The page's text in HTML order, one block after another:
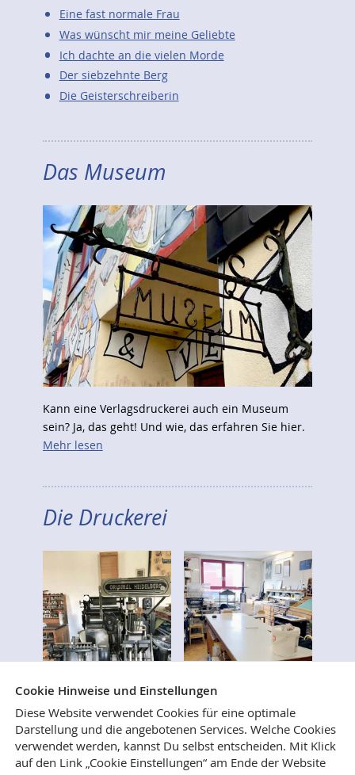
Eine fast normale Frau
Was wünscht mir meine Geliebte
Ich dachte an die vielen Morde
Der siebzehnte Berg
Die Geisterschreiberin
Das Museum
Kann eine Verlagsdruckerei auch ein Museum
sein? Ja, das geht! Und wie, das erfahren Sie hier.
Mehr lesen
Die Druckerei
Wer immer schon mal wissen wollte, wie Bücher
Cookie Hinweise und Einstellungen
Diese Website verwendet Cookies für eine optimale
Darstellung und die angebotenen Services. Welche Cookies
verwendet werden, kannst Du selbst entscheiden. Mit Klick
auf den Link „Cookie Einstellungen“ am Ende der Website